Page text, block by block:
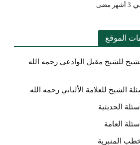
3 أشهر مضى
الموقع
للشيخ مقبل الوادعي رحمه الله
الشيخ للعلامة الألباني رحمه الله
الحديثية
العامة
المنبرية